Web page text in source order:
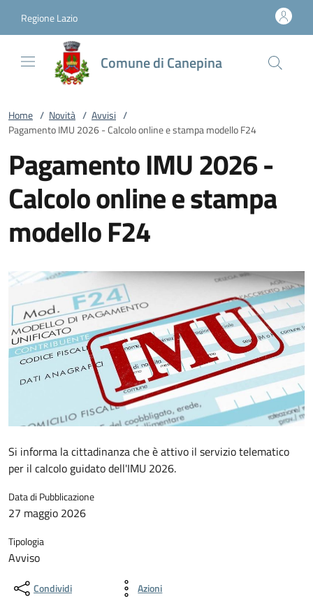
Regione Lazio
Comune di Canepina
Home / Novità / Avvisi /
Pagamento IMU 2026 - Calcolo online e stampa modello F24
Pagamento IMU 2026 -
Calcolo online e stampa
modello F24
Si informa la cittadinanza che è attivo il servizio telematico
per il calcolo guidato dell'IMU 2026.
Data di Pubblicazione
27 maggio 2026
Tipologia
Avviso
Condividi Azioni